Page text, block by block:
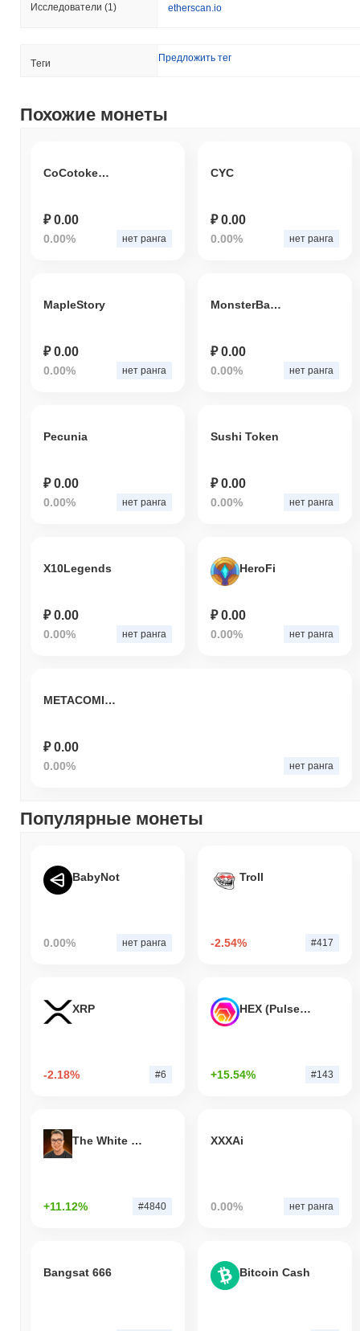
Исследователи (1) etherscan.io
Tеги Предложить тег
Похожие монеты
CoCotoken COCOV2
₽ 0.00
0.00% нет ранга
CYC
₽ 0.00
0.00% нет ранга
MapleStory
₽ 0.00
0.00% нет ранга
MonsterBattleCoin
₽ 0.00
0.00% нет ранга
Pecunia
₽ 0.00
0.00% нет ранга
Sushi Token
₽ 0.00
0.00% нет ранга
X10Legends
₽ 0.00
0.00% нет ранга
HeroFi
₽ 0.00
0.00% нет ранга
METACOMICS
₽ 0.00
0.00% нет ранга
Популярные монеты
BabyNot
0.00% нет ранга
Troll
-2.54% #417
XRP
-2.18% #6
HEX (Pulsechain)
+15.54% #143
The White Bull
+11.12% #4840
XXXAi
0.00% нет ранга
Bangsat 666 Bitcoin Cash